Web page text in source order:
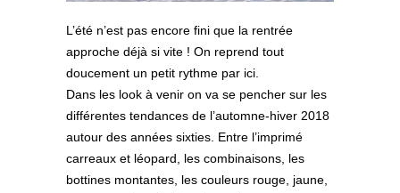
L’été n’est pas encore fini que la rentrée
approche déjà si vite ! On reprend tout
doucement un petit rythme par ici.
Dans les look à venir on va se pencher sur les
différentes tendances de l’automne-hiver 2018
autour des années sixties. Entre l’imprimé
carreaux et léopard, les combinaisons, les
bottines montantes, les couleurs rouge, jaune,